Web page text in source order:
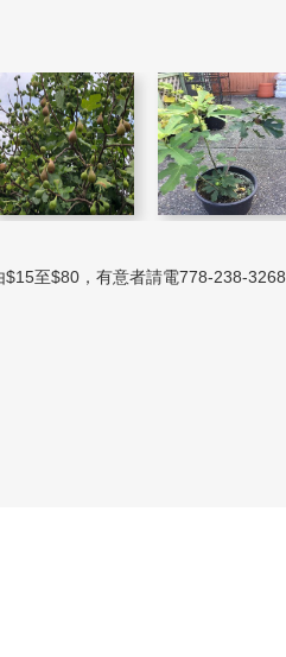
至$80，有意者請電778-238-3268